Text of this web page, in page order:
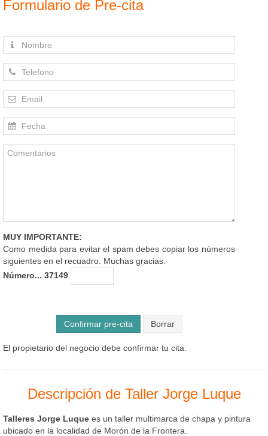
Formulario de Pre-cita
MUY IMPORTANTE:
Como medida para evitar el spam debes copiar los números
siguientes en el recuadro. Muchas gracias.
Número... 37149
Confirmar pre-cita
El propietario del negocio debe confirmar tu cita.
Descripción de Taller Jorge Luque
Talleres Jorge Luque es un taller multimarca de chapa y pintura
ubicado en la localidad de Morón de la Frontera.